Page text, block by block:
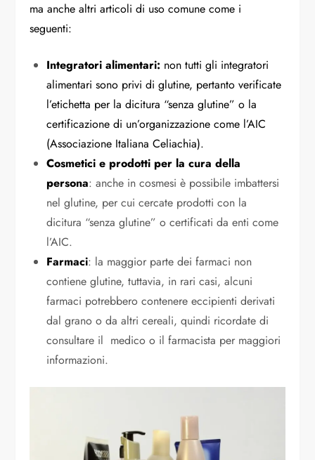
ma anche altri articoli di uso comune come i
seguenti:
Integratori alimentari: non tutti gli integratori
alimentari sono privi di glutine, pertanto verificate
l’etichetta per la dicitura “senza glutine” o la
certificazione di un’organizzazione come l’AIC
(Associazione Italiana Celiachia).
Cosmetici e prodotti per la cura della
persona: anche in cosmesi è possibile imbattersi
nel glutine, per cui cercate prodotti con la
dicitura “senza glutine” o certificati da enti come
l’AIC.
Farmaci: la maggior parte dei farmaci non
contiene glutine, tuttavia, in rari casi, alcuni
farmaci potrebbero contenere eccipienti derivati
dal grano o da altri cereali, quindi ricordate di
consultare il medico o il farmacista per maggiori
informazioni.